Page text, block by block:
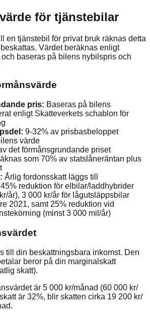
för tjänstebilar
en tjänstebil för privat bruk räknas detta
Värdet beräknas enligt
baseras på bilens nybilspris och
pris: Baseras på bilens
enligt Skatteverkets schablon för
9-32% av prisbasbeloppet
värde
det förmånsgrundande priset
som 70% av statslåneräntan plus
Årlig fordonsskatt läggs till
45% reduktion för elbilar/laddhybrider
år), 3 000 kr/år för lågutsläppsbilar
2021, samt 25% reduktion vid
(minst 3 000 mil/år)
till din beskattningsbara inkomst. Den
beror på din marginalskatt
skatt).
är 5 000 kr/månad (60 000 kr/
är 32%, blir skatten cirka 19 200 kr/